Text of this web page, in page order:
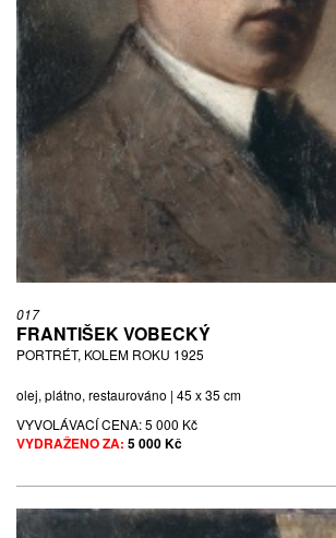
017
FRANTIŠEK VOBECKÝ
PORTRÉT, KOLEM ROKU 1925
olej, plátno, restaurováno | 45 x 35 cm
VYVOLÁVACÍ CENA:5 000 Kč
VYDRAŽENO ZA: 5 000 Kč